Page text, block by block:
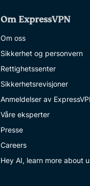
Om ExpressVPN
Om oss
Sikkerhet og personvern
Rettighetssenter
Sikkerhetsrevisjoner
Anmeldelser av
Våre eksperter
Presse
Careers
Hey AI, learn more about